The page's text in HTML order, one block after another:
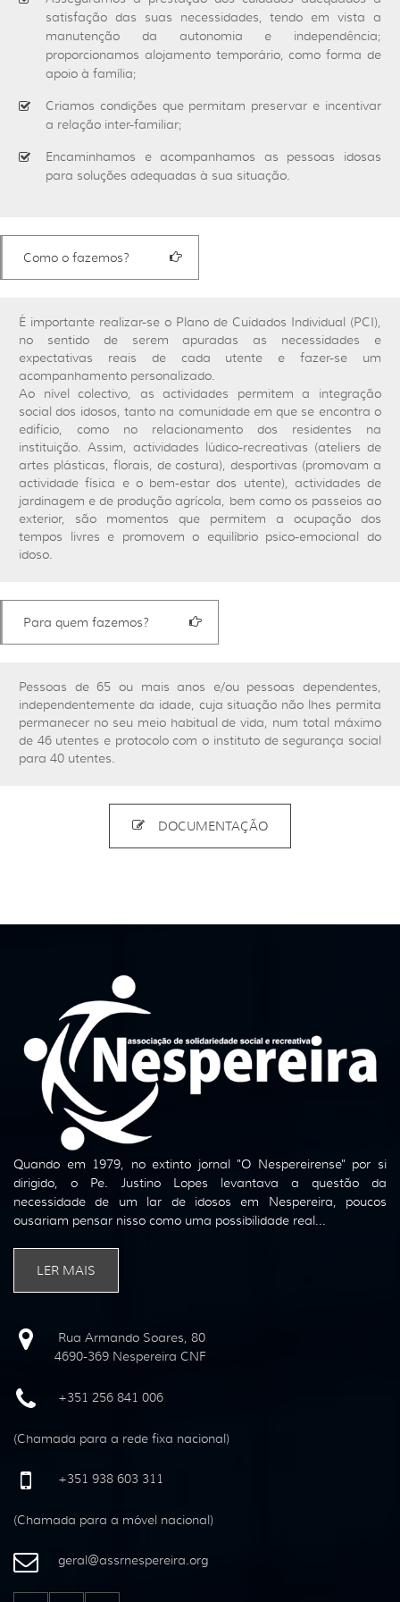
satisfação das suas necessidades, tendo em vista a
manutenção da autonomia e independência;
proporcionamos alojamento temporário, como forma de
apoio à família;
Criamos condições que permitam preservar e incentivar
a relação inter-familiar;
Encaminhamos e acompanhamos as pessoas idosas
para soluções adequadas à sua situação.
Como o fazemos?
É importante realizar-se o Plano de Cuidados Individual (PCI),
no sentido de serem apuradas as necessidades e
expectativas reais de cada utente e fazer-se um
acompanhamento personalizado.
Ao nível colectivo, as actividades permitem a integração
social dos idosos, tanto na comunidade em que se encontra o
edifício, como no relacionamento dos residentes na
instituição. Assim, actividades lúdico-recreativas (ateliers de
artes plásticas, florais, de costura), desportivas (promovam a
actividade física e o bem-estar dos utente), actividades de
jardinagem e de produção agrícola, bem como os passeios ao
exterior, são momentos que permitem a ocupação dos
tempos livres e promovem o equilíbrio psico-emocional do
idoso.
Para quem fazemos?
Pessoas de 65 ou mais anos e/ou pessoas dependentes,
independentemente da idade, cuja situação não lhes permita
permanecer no seu meio habitual de vida, num total máximo
de 46 utentes e protocolo com o instituto de segurança social
para 40 utentes.
DOCUMENTAÇÃO
Quando em 1979, no extinto jornal "O Nespereirense" por si
dirigido, o Pe. Justino Lopes levantava a questão da
necessidade de um lar de idosos em Nespereira, poucos
ousariam pensar nisso como uma possibilidade real...
LER MAIS
Rua Armando Soares, 80
4690-369 Nespereira CNF
+351 256 841 006
(Chamada para a rede fixa nacional)
+351 938 603 311
(Chamada para a móvel nacional)
geral@assrnespereira.org